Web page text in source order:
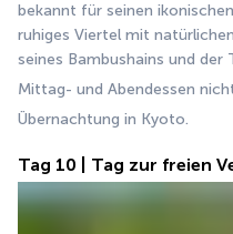
bekannt für seinen
ruhiges Viertel mit
seines Bambushains und der
Mittag- und Abendessen
Übernachtung in Kyoto.
Tag 10 | Tag zur freien